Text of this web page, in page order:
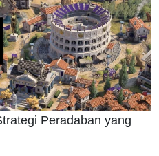
Peradaban yang